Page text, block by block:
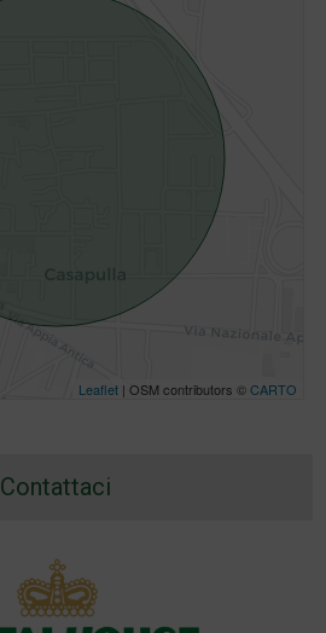
Leaflet| OSM contributors ©CARTO
Contattaci